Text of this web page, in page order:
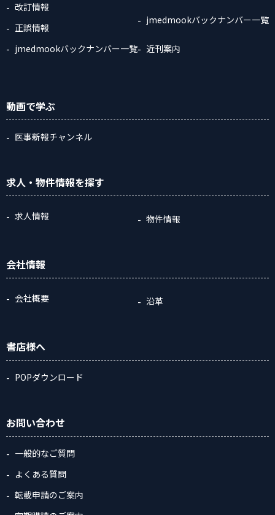
改訂情報
正誤情報
jmedmookバックナンバー一覧
jmedmookバックナンバー一覧
近刊案内
動画で学ぶ
医事新報チャンネル
求人・物件情報を探す
求人情報 物件情報
会社情報
会社概要 沿革
書店様へ
POPダウンロード
お問い合わせ
一般的なご質問
よくある質問
転載申請のご案内